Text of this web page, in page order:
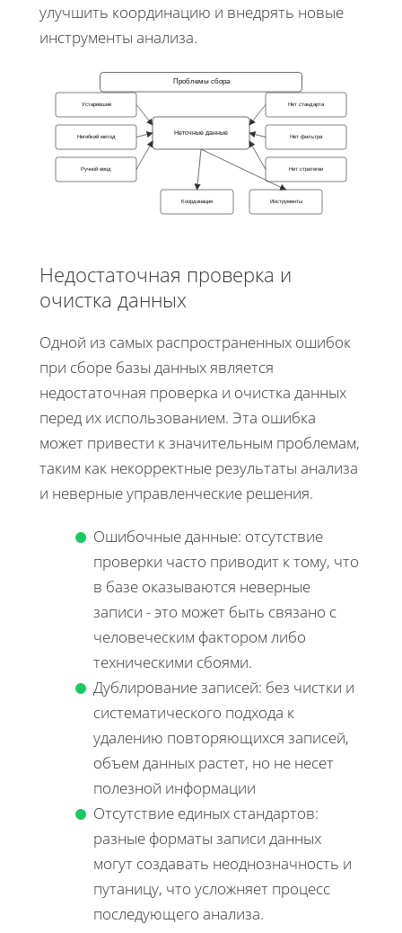
улучшить координацию и внедрять новые
инструменты анализа.
Проблемы сбора
Устаревшие
Негибкий метод
Ручной ввод
Нет стандарта
Нет фильтра
Нет стратегии
Неточные данные
Координация Инструменты
Недостаточная проверка и
очистка данных
Одной из самых распространенных ошибок
при сборе базы данных является
недостаточная проверка и очистка данных
перед их использованием. Эта ошибка
может привести к значительным проблемам,
таким как некорректные результаты анализа
и неверные управленческие решения.
Ошибочные данные: отсутствие
проверки часто приводит к тому, что
в базе оказываются неверные
записи - это может быть связано с
человеческим фактором либо
техническими сбоями.
Дублирование записей: без чистки и
систематического подхода к
удалению повторяющихся записей,
объем данных растет, но не несет
полезной информации
Отсутствие единых стандартов:
разные форматы записи данных
могут создавать неоднозначность и
путаницу, что усложняет процесс
последующего анализа.